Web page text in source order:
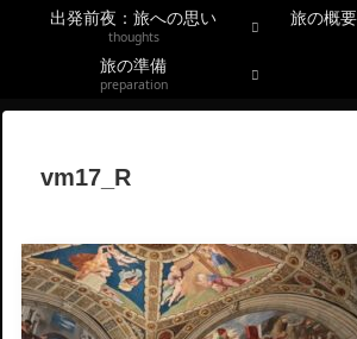
出発前夜：旅への思い
thoughts
旅の準備
preparation
vm17_R